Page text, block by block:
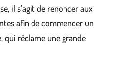
il s’agit de renoncer aux
afin de commencer un
qui réclame une grande